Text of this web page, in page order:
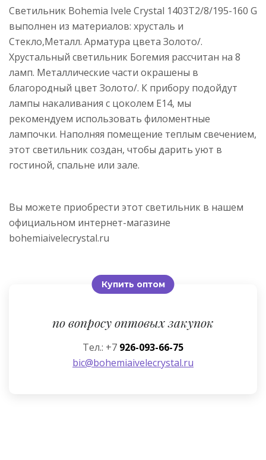
Светильник Bohemia Ivele Crystal 1403T2/8/195-160 G
выполнен из материалов: хрусталь и
Стекло,Металл. Арматура цвета Золото/.
Хрустальный светильник Богемия рассчитан на 8
ламп. Металлические части окрашены в
благородный цвет Золото/. К прибору подойдут
лампы накаливания с цоколем E14, мы
рекомендуем использовать филоментные
лампочки. Наполняя помещение теплым свечением,
этот светильник создан, чтобы дарить уют в
гостиной, спальне или зале.
Вы можете приобрести этот светильник в нашем
официальном интернет-магазине
bohemiaivelecrystal.ru
Купить оптом
по вопросу оптовых закупок
Тел.: +7 926-093-66-75
bic@bohemiaivelecrystal.ru